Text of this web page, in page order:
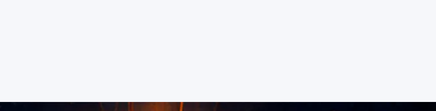
Sobre